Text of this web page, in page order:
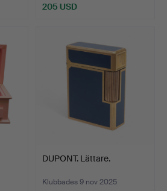
205 USD
DUPONT. Lättare.
Klubbades 9 nov 2025